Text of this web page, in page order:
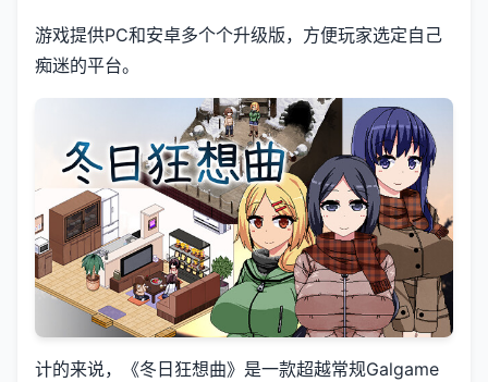
游戏提供PC和安卓多个个升级版，方便玩家选定自己
痴迷的平台。
计的来说，《冬日狂想曲》是一款​​超越常规Galgame